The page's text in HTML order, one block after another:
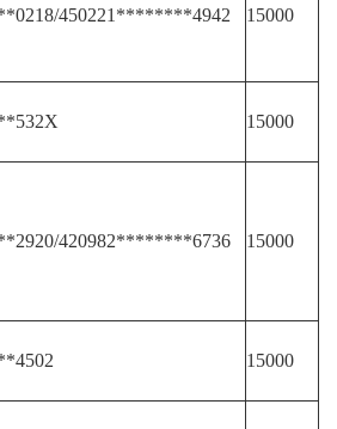
450221********4942 15000
15000
420982********6736 15000
15000